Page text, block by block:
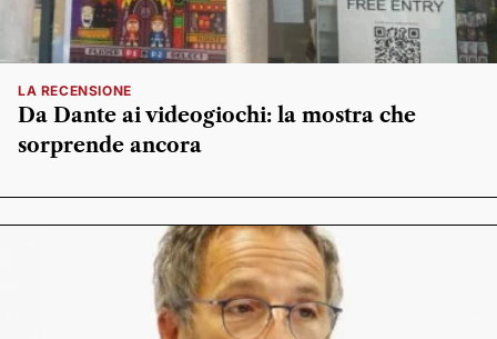
LA RECENSIONE
Da Dante ai videogiochi: la mostra che
sorprende ancora